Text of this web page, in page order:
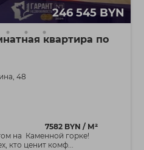
246 545 BYN
квартира по
48
7582 BYN / М²
на Каменной горке!
кто ценит комф...